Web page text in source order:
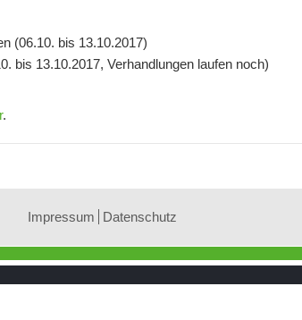
(06.10. bis 13.10.2017)
bis 13.10.2017, Verhandlungen laufen noch)
.
Impressum Datenschutz